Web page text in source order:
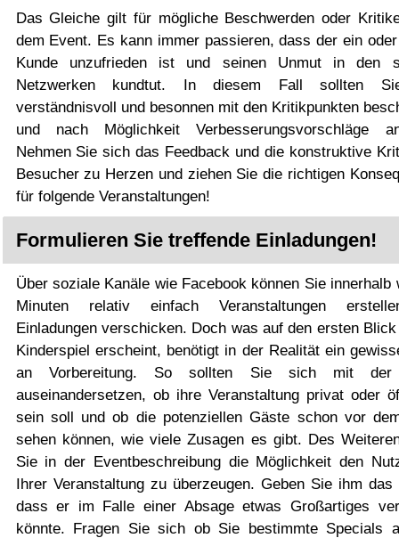
Das Gleiche gilt für mögliche Beschwerden oder
dem Event. Es kann immer passieren, dass der ein
Kunde unzufrieden ist und seinen Unmut in den
Netzwerken kundtut. In diesem Fall sollten
verständnisvoll und besonnen mit den Kritikpunkten
und nach Möglichkeit Verbesserungsvorschläge
Nehmen Sie sich das Feedback und die konstruktive
Besucher zu Herzen und ziehen Sie die richtigen
für folgende Veranstaltungen!
Formulieren Sie treffende Einladungen!
Über soziale Kanäle wie Facebook können Sie innerhalb
Minuten relativ einfach Veranstaltungen
Einladungen verschicken. Doch was auf den ersten
Kinderspiel erscheint, benötigt in der Realität ein
an Vorbereitung. So sollten Sie sich mit der
auseinandersetzen, ob ihre Veranstaltung privat oder
sein soll und ob die potenziellen Gäste schon vor
sehen können, wie viele Zusagen es gibt. Des
Sie in der Eventbeschreibung die Möglichkeit den
Ihrer Veranstaltung zu überzeugen. Geben Sie ihm das
dass er im Falle einer Absage etwas Großartiges
könnte. Fragen Sie sich ob Sie bestimmte Specials